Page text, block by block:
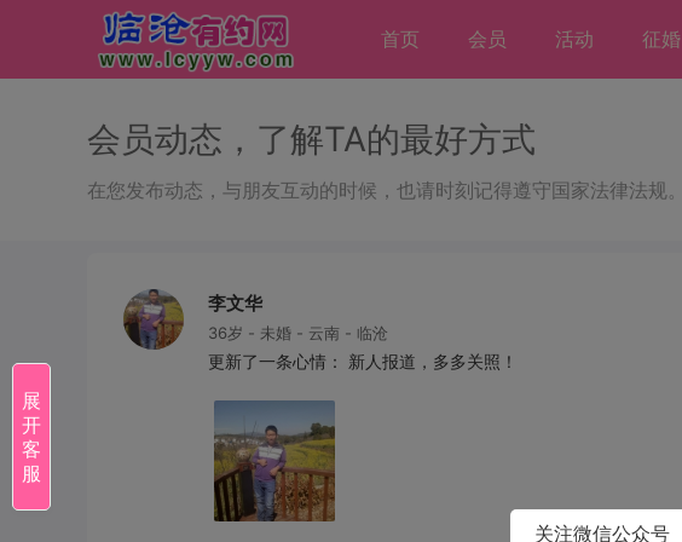
首页 会员 活动 征婚
会员动态，了解TA的最好方式
在您发布动态，与朋友互动的时候，也请时刻记得遵守国家法律法规。
李文华
36岁 - 未婚 - 云南 - 临沧
更新了一条心情： 新人报道，多多关照！
展
开
客
服
关注微信公众号